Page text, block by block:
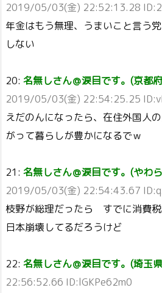
2019/05/03(金) 22:52:13.28
年金はもう無理、うまいこと言う
しない
20: 名無しさん＠涙目です。(京都
2019/05/03(金) 22:54:25.25
えだのんになったら、在住外国人
がって暮らしが豊かになるでｗ
21: 名無しさん＠涙目です。(やわ
2019/05/03(金) 22:54:43.67
枝野が総理だったら すでに消費
日本崩壊してるだろうけど
22: 名無しさん＠涙目です。(埼玉
22:56:52.66 ID:lGKPe62m0